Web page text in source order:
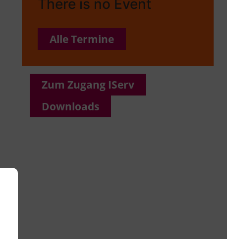
There is no Event
Alle Termine
Zum Zugang IServ
Downloads